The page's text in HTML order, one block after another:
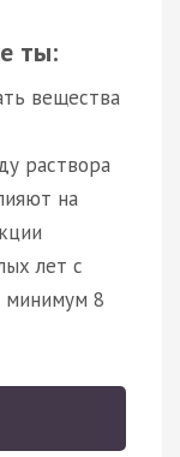
ты:
вещества
раствора
на
лет с
минимум 8